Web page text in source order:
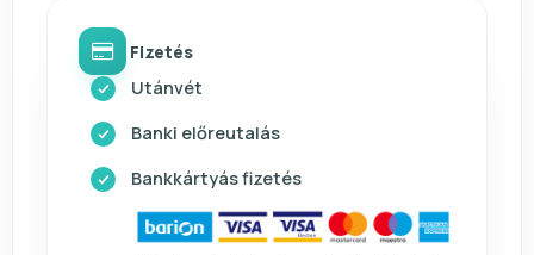
Fizetés
Utánvét
Banki előreutalás
Bankkártyás fizetés